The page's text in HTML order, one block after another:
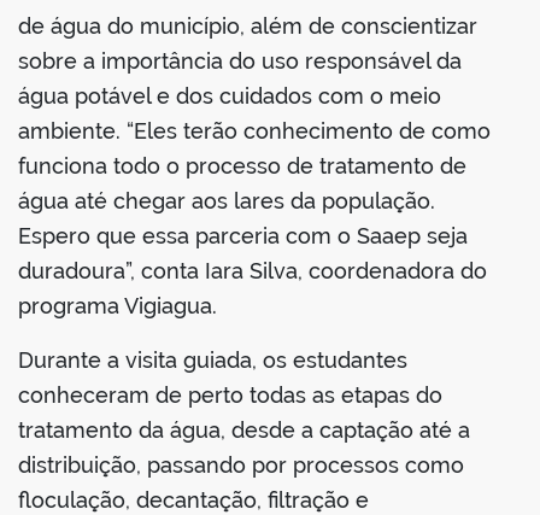
de água do município, além de conscientizar
sobre a importância do uso responsável da
água potável e dos cuidados com o meio
ambiente. “Eles terão conhecimento de como
funciona todo o processo de tratamento de
água até chegar aos lares da população.
Espero que essa parceria com o Saaep seja
duradoura”, conta Iara Silva, coordenadora do
programa Vigiagua.
Durante a visita guiada, os estudantes
conheceram de perto todas as etapas do
tratamento da água, desde a captação até a
distribuição, passando por processos como
floculação, decantação, filtração e